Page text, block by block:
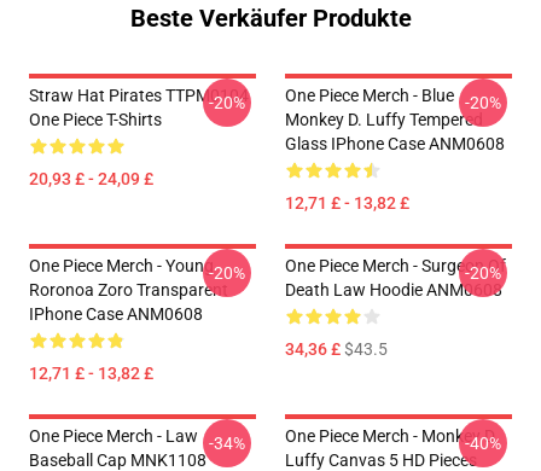
Beste Verkäufer Produkte
Straw Hat Pirates TTPM0104
One Piece T-Shirts
20,93 £ - 24,09 £
-20%
One Piece Merch - Blue
Monkey D. Luffy Tempered
Glass IPhone Case ANM0608
12,71 £ - 13,82 £
-20%
One Piece Merch - Young
Roronoa Zoro Transparent
IPhone Case ANM0608
12,71 £ - 13,82 £
-20%
One Piece Merch - Surgeon Of
Death Law Hoodie ANM0608
34,36 £$43.5
-20%
One Piece Merch - Law
Baseball Cap MNK1108
-34%
One Piece Merch - Monkey D.
Luffy Canvas 5 HD Pieces
-40%